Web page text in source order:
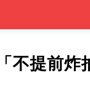
不提前炸